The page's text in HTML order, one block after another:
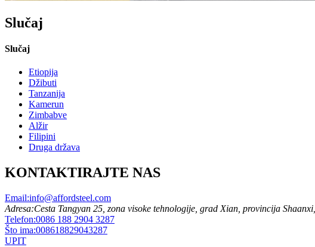
Slučaj
Slučaj
Etiopija
Džibuti
Tanzanija
Kamerun
Zimbabve
Alžir
Filipini
Druga država
KONTAKTIRAJTE NAS
Email:info@affordsteel.com
Adresa:Cesta Tangyan 25, zona visoke tehnologije, grad Xian, provincija
Telefon:0086 188 2904 3287
Što ima:008618829043287
UPIT